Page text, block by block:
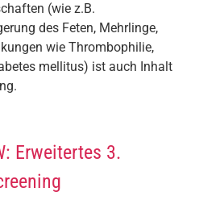
(wie z.B.
des Feten, Mehrlinge,
wie Thrombophilie,
mellitus) ist auch Inhalt
Erweitertes 3.